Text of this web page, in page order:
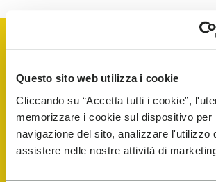
Questo sito web utilizza i cookie
Cliccando su “Accetta tutti i cookie”,
memorizzare i cookie sul dispositivo per
navigazione del sito, analizzare l'utilizzo
assistere nelle nostre attività di
Vibram Events
FiveFingers Guide